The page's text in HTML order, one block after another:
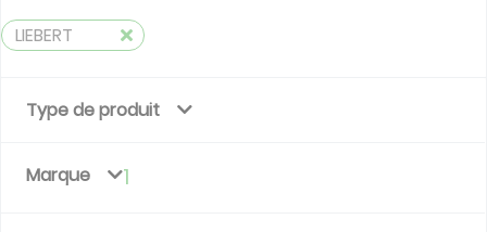
LIEBERT
Type de produit
Marque 1